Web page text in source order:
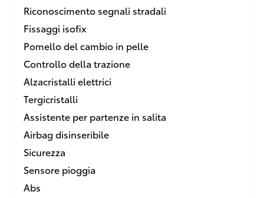
Riconoscimento segnali stradali
Fissaggi isofix
Pomello del cambio in pelle
Controllo della trazione
Alzacristalli elettrici
Tergicristalli
Assistente per partenze in salita
Airbag disinseribile
Sicurezza
Sensore pioggia
Abs